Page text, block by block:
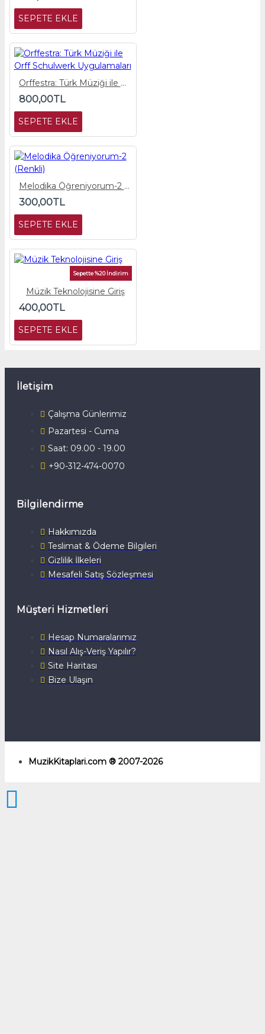
SEPETE EKLE
Orffestra: Türk Müziği ile Orff Schulwerk Uygulamaları
800,00TL
SEPETE EKLE
Melodika Öğreniyorum-2 (Renkli)
300,00TL
SEPETE EKLE
Sepette %20 İndirim
Müzik Teknolojisine Giriş
400,00TL
SEPETE EKLE
İletişim
Çalışma Günlerimiz
Pazartesi - Cuma
Saat: 09.00 - 19.00
+90-312-474-0070
Bilgilendirme
Hakkımızda
Teslimat & Ödeme Bilgileri
Gizlilik İlkeleri
Mesafeli Satış Sözleşmesi
Müşteri Hizmetleri
Hesap Numaralarımız
Nasıl Alış-Veriş Yapılır?
Site Haritası
Bize Ulaşın
MuzikKitaplari.com ® 2007-2026